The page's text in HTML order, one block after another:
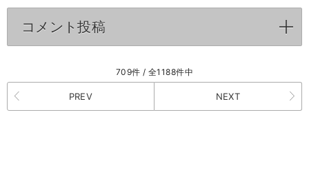
コメント投稿
709件 / 全1188件中
PREV NEXT